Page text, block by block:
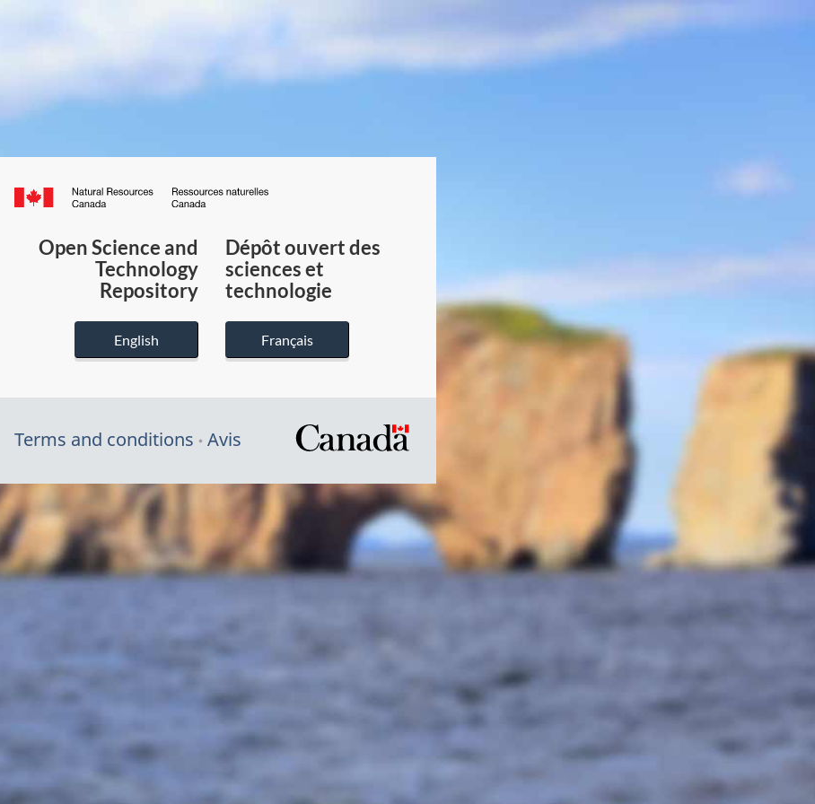
Canada.ca
du
Canada
Open Science and
Technology
Repository
English
Dépôt ouvert des
sciences et
technologie
Français
Terms and conditions Avis
/
du
gouvernement
du